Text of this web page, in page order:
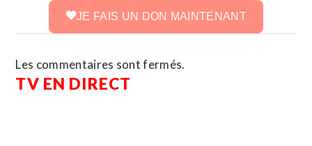
JE FAIS UN DON MAINTENANT
Les commentaires sont fermés.
TV EN DIRECT